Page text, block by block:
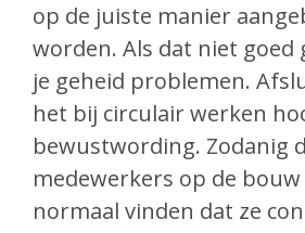
op de juiste manier
worden. Als dat niet
je geheid problemen.
het bij circulair werken
bewustwording. Zodanig
medewerkers op de
normaal vinden dat ze